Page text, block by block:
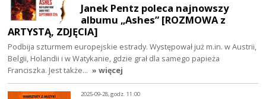
Janek Pentz poleca najnowszy
albumu „Ashes” [ROZMOWA z
ARTYSTĄ, ZDJĘCIA]
Podbija szturmem europejskie estrady. Występował już m.in. w Austrii,
Belgii, Holandii i w Watykanie, gdzie grał dla samego papieża
Franciszka. Jest także… » więcej
2025-09-28, godz. 11:00